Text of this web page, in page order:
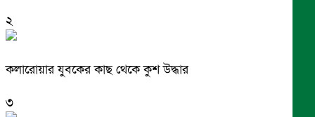
২
কলারোয়ার যুবকের কাছ থেকে কুশ উদ্ধার
৩